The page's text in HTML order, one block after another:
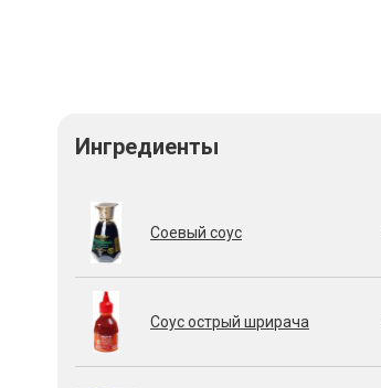
Ингредиенты
Соевый соус
Соус острый шрирача